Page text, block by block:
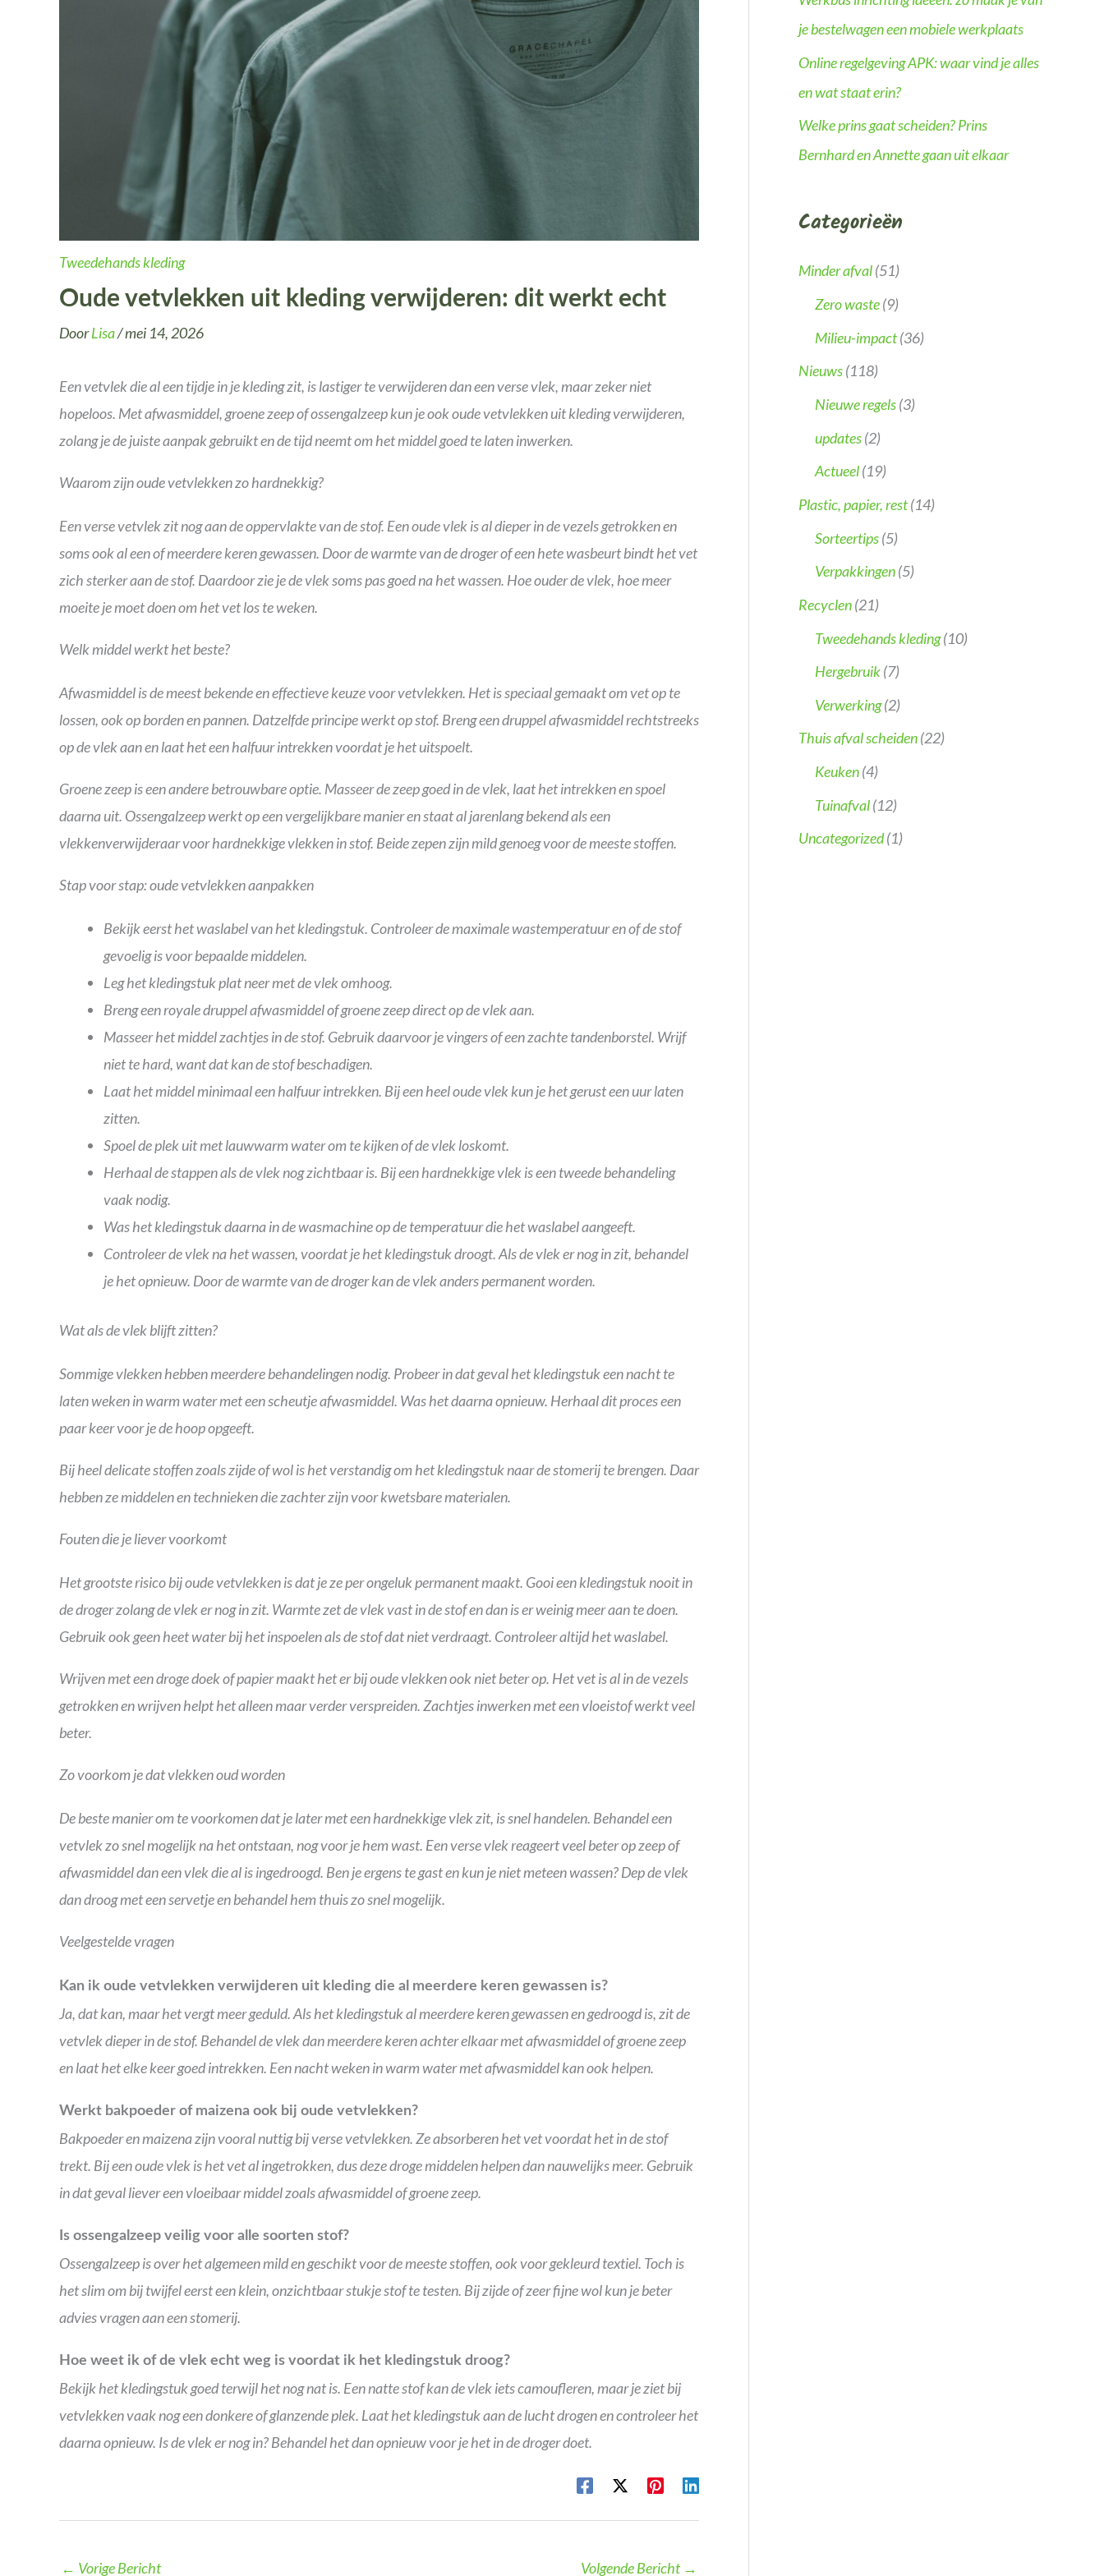
Tweedehands kleding
Oude vetvlekken uit kleding verwijderen: dit werkt echt
DoorLisa/mei 14, 2026
Een vetvlek die al een tijdje in je kleding zit, is lastiger te verwijderen dan een verse vlek, maar zeker niet
hopeloos. Met afwasmiddel, groene zeep of ossengalzeep kun je ook oude vetvlekken uit kleding verwijderen,
zolang je de juiste aanpak gebruikt en de tijd neemt om het middel goed te laten inwerken.
Waarom zijn oude vetvlekken zo hardnekkig?
Een verse vetvlek zit nog aan de oppervlakte van de stof. Een oude vlek is al dieper in de vezels getrokken en
soms ook al een of meerdere keren gewassen. Door de warmte van de droger of een hete wasbeurt bindt het vet
zich sterker aan de stof. Daardoor zie je de vlek soms pas goed na het wassen. Hoe ouder de vlek, hoe meer
moeite je moet doen om het vet los te weken.
Welk middel werkt het beste?
Afwasmiddel is de meest bekende en effectieve keuze voor vetvlekken. Het is speciaal gemaakt om vet op te
lossen, ook op borden en pannen. Datzelfde principe werkt op stof. Breng een druppel afwasmiddel rechtstreeks
op de vlek aan en laat het een halfuur intrekken voordat je het uitspoelt.
Groene zeep is een andere betrouwbare optie. Masseer de zeep goed in de vlek, laat het intrekken en spoel
daarna uit. Ossengalzeep werkt op een vergelijkbare manier en staat al jarenlang bekend als een
vlekkenverwijderaar voor hardnekkige vlekken in stof. Beide zepen zijn mild genoeg voor de meeste stoffen.
Stap voor stap: oude vetvlekken aanpakken
Bekijk eerst het waslabel van het kledingstuk. Controleer de maximale wastemperatuur en of de stof
gevoelig is voor bepaalde middelen.
Leg het kledingstuk plat neer met de vlek omhoog.
Breng een royale druppel afwasmiddel of groene zeep direct op de vlek aan.
Masseer het middel zachtjes in de stof. Gebruik daarvoor je vingers of een zachte tandenborstel. Wrijf
niet te hard, want dat kan de stof beschadigen.
Laat het middel minimaal een halfuur intrekken. Bij een heel oude vlek kun je het gerust een uur laten
zitten.
Spoel de plek uit met lauwwarm water om te kijken of de vlek loskomt.
Herhaal de stappen als de vlek nog zichtbaar is. Bij een hardnekkige vlek is een tweede behandeling
vaak nodig.
Was het kledingstuk daarna in de wasmachine op de temperatuur die het waslabel aangeeft.
Controleer de vlek na het wassen, voordat je het kledingstuk droogt. Als de vlek er nog in zit, behandel
je het opnieuw. Door de warmte van de droger kan de vlek anders permanent worden.
Wat als de vlek blijft zitten?
Sommige vlekken hebben meerdere behandelingen nodig. Probeer in dat geval het kledingstuk een nacht te
laten weken in warm water met een scheutje afwasmiddel. Was het daarna opnieuw. Herhaal dit proces een
paar keer voor je de hoop opgeeft.
Bij heel delicate stoffen zoals zijde of wol is het verstandig om het kledingstuk naar de stomerij te brengen. Daar
hebben ze middelen en technieken die zachter zijn voor kwetsbare materialen.
Fouten die je liever voorkomt
Het grootste risico bij oude vetvlekken is dat je ze per ongeluk permanent maakt. Gooi een kledingstuk nooit in
de droger zolang de vlek er nog in zit. Warmte zet de vlek vast in de stof en dan is er weinig meer aan te doen.
Gebruik ook geen heet water bij het inspoelen als de stof dat niet verdraagt. Controleer altijd het waslabel.
Wrijven met een droge doek of papier maakt het er bij oude vlekken ook niet beter op. Het vet is al in de vezels
getrokken en wrijven helpt het alleen maar verder verspreiden. Zachtjes inwerken met een vloeistof werkt veel
beter.
Zo voorkom je dat vlekken oud worden
De beste manier om te voorkomen dat je later met een hardnekkige vlek zit, is snel handelen. Behandel een
vetvlek zo snel mogelijk na het ontstaan, nog voor je hem wast. Een verse vlek reageert veel beter op zeep of
afwasmiddel dan een vlek die al is ingedroogd. Ben je ergens te gast en kun je niet meteen wassen? Dep de vlek
dan droog met een servetje en behandel hem thuis zo snel mogelijk.
Veelgestelde vragen
Kan ik oude vetvlekken verwijderen uit kleding die al meerdere keren gewassen is?
Ja, dat kan, maar het vergt meer geduld. Als het kledingstuk al meerdere keren gewassen en gedroogd is, zit de
vetvlek dieper in de stof. Behandel de vlek dan meerdere keren achter elkaar met afwasmiddel of groene zeep
en laat het elke keer goed intrekken. Een nacht weken in warm water met afwasmiddel kan ook helpen.
Werkt bakpoeder of maizena ook bij oude vetvlekken?
Bakpoeder en maizena zijn vooral nuttig bij verse vetvlekken. Ze absorberen het vet voordat het in de stof
trekt. Bij een oude vlek is het vet al ingetrokken, dus deze droge middelen helpen dan nauwelijks meer. Gebruik
in dat geval liever een vloeibaar middel zoals afwasmiddel of groene zeep.
Is ossengalzeep veilig voor alle soorten stof?
Ossengalzeep is over het algemeen mild en geschikt voor de meeste stoffen, ook voor gekleurd textiel. Toch is
het slim om bij twijfel eerst een klein, onzichtbaar stukje stof te testen. Bij zijde of zeer fijne wol kun je beter
advies vragen aan een stomerij.
Hoe weet ik of de vlek echt weg is voordat ik het kledingstuk droog?
Bekijk het kledingstuk goed terwijl het nog nat is. Een natte stof kan de vlek iets camoufleren, maar je ziet bij
vetvlekken vaak nog een donkere of glanzende plek. Laat het kledingstuk aan de lucht drogen en controleer het
daarna opnieuw. Is de vlek er nog in? Behandel het dan opnieuw voor je het in de droger doet.
← Vorige Bericht Volgende Bericht →
je bestelwagen een mobiele werkplaats
Online regelgeving APK: waar vind je alles
en wat staat erin?
Welke prins gaat scheiden? Prins
Bernhard en Annette gaan uit elkaar
Categorieën
Minder afval(51)
Zero waste(9)
Milieu-impact(36)
Nieuws(118)
Nieuwe regels(3)
updates(2)
Actueel(19)
Plastic, papier, rest(14)
Sorteertips(5)
Verpakkingen(5)
Recyclen(21)
Tweedehands kleding(10)
Hergebruik(7)
Verwerking(2)
Thuis afval scheiden(22)
Keuken(4)
Tuinafval(12)
Uncategorized(1)